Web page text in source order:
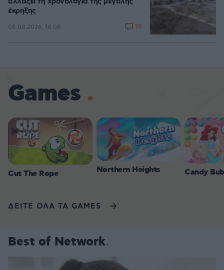
έκρηξης
08.08.2026, 18:08 78
Games
Cut The Rope Northern Heights Candy
ΔΕΙΤΕ ΟΛΑ ΤΑ GAMES
Best of Network